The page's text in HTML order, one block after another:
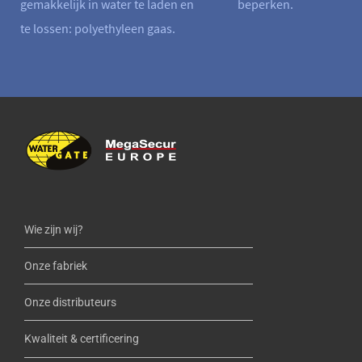
gemakkelijk in water te laden en
te lossen: polyethyleen gaas.
beperken.
Wie zijn wij?
Onze fabriek
Onze distributeurs
Kwaliteit & certificering